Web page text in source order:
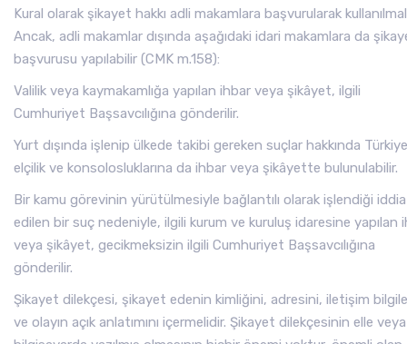
Kural olarak şikayet hakkı adli makamlara başvurularak
Ancak, adli makamlar dışında aşağıdaki idari makamlara da
başvurusu yapılabilir (CMK m.158):
Valilik veya kaymakamlığa yapılan ihbar veya şikâyet, ilgili
Cumhuriyet Başsavcılığına gönderilir.
Yurt dışında işlenip ülkede takibi gereken suçlar hakkında
elçilik ve konsolosluklarına da ihbar veya şikâyette bulunulabilir.
Bir kamu görevinin yürütülmesiyle bağlantılı olarak işlendiği iddia
edilen bir suç nedeniyle, ilgili kurum ve kuruluş idaresine yapılan
veya şikâyet, gecikmeksizin ilgili Cumhuriyet Başsavcılığına
gönderilir.
Şikayet dilekçesi, şikayet edenin kimliğini, adresini, iletişim
ve olayın açık anlatımını içermelidir. Şikayet dilekçesinin elle veya